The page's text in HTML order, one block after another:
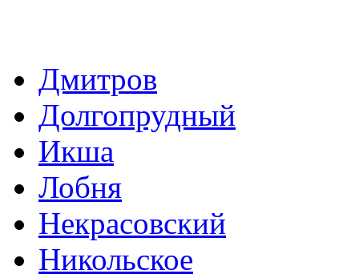
Дмитров
Долгопрудный
Икша
Лобня
Некрасовский
Никольское